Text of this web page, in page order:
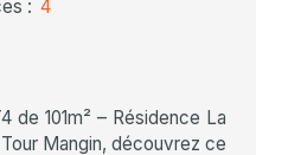
: 4
101m² – Résidence La
Mangin, découvrez ce